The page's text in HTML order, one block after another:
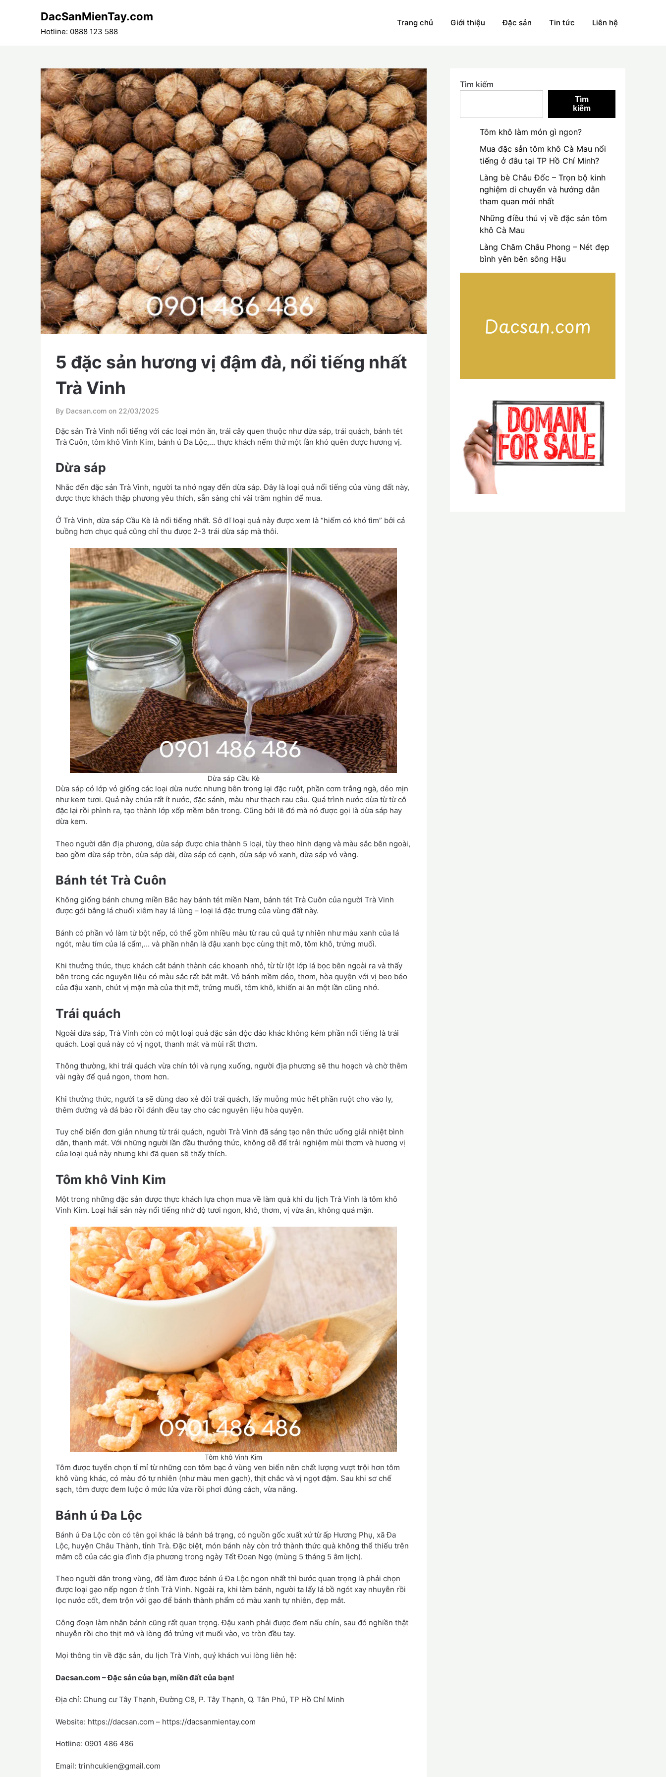
DacSanMienTay.com
Hotline: 0888 123 588
Trang chủ Giới thiệu Đặc sản Tin tức Liên hệ
5 đặc sản hương vị đậm đà, nổi tiếng nhất
Trà Vinh
By Dacsan.com on 22/03/2025
Đặc sản Trà Vinh nổi tiếng với các loại món ăn, trái cây quen thuộc như dừa sáp, trái quách, bánh tét
Trà Cuôn, tôm khô Vinh Kim, bánh ú Đa Lộc,… thực khách nếm thử một lần khó quên được hương vị.
Dừa sáp
Nhắc đến đặc sản Trà Vinh, người ta nhớ ngay đến dừa sáp. Đây là loại quả nổi tiếng của vùng đất này,
được thực khách thập phương yêu thích, sẵn sàng chi vài trăm nghìn để mua.
Ở Trà Vinh, dừa sáp Cầu Kè là nổi tiếng nhất. Sở dĩ loại quả này được xem là “hiếm có khó tìm” bởi cả
buồng hơn chục quả cũng chỉ thu được 2-3 trái dừa sáp mà thôi.
Dừa sáp Cầu Kè
Dừa sáp có lớp vỏ giống các loại dừa nước nhưng bên trong lại đặc ruột, phần cơm trắng ngà, dẻo mịn
như kem tươi. Quả này chứa rất ít nước, đặc sánh, màu như thạch rau câu. Quá trình nước dừa từ từ cô
đặc lại rồi phình ra, tạo thành lớp xốp mềm bên trong. Cũng bởi lẽ đó mà nó được gọi là dừa sáp hay
dừa kem.
Theo người dân địa phương, dừa sáp được chia thành 5 loại, tùy theo hình dạng và màu sắc bên ngoài,
bao gồm dừa sáp tròn, dừa sáp dài, dừa sáp có cạnh, dừa sáp vỏ xanh, dừa sáp vỏ vàng.
Bánh tét Trà Cuôn
Không giống bánh chưng miền Bắc hay bánh tét miền Nam, bánh tét Trà Cuôn của người Trà Vinh
được gói bằng lá chuối xiêm hay lá lùng – loại lá đặc trưng của vùng đất này.
Bánh có phần vỏ làm từ bột nếp, có thể gồm nhiều màu từ rau củ quả tự nhiên như màu xanh của lá
ngót, màu tím của lá cẩm,… và phần nhân là đậu xanh bọc cùng thịt mỡ, tôm khô, trứng muối.
Khi thưởng thức, thực khách cắt bánh thành các khoanh nhỏ, từ từ lột lớp lá bọc bên ngoài ra và thấy
bên trong các nguyên liệu có màu sắc rất bắt mắt. Vỏ bánh mềm dẻo, thơm, hòa quyện với vị beo béo
của đậu xanh, chút vị mặn mà của thịt mỡ, trứng muối, tôm khô, khiến ai ăn một lần cũng nhớ.
Trái quách
Ngoài dừa sáp, Trà Vinh còn có một loại quả đặc sản độc đáo khác không kém phần nổi tiếng là trái
quách. Loại quả này có vị ngọt, thanh mát và mùi rất thơm.
Thông thường, khi trái quách vừa chín tới và rụng xuống, người địa phương sẽ thu hoạch và chờ thêm
vài ngày để quả ngon, thơm hơn.
Khi thưởng thức, người ta sẽ dùng dao xẻ đôi trái quách, lấy muỗng múc hết phần ruột cho vào ly,
thêm đường và đá bào rồi đánh đều tay cho các nguyên liệu hòa quyện.
Tuy chế biến đơn giản nhưng từ trái quách, người Trà Vinh đã sáng tạo nên thức uống giải nhiệt bình
dân, thanh mát. Với những người lần đầu thưởng thức, không dễ để trải nghiệm mùi thơm và hương vị
của loại quả này nhưng khi đã quen sẽ thấy thích.
Tôm khô Vinh Kim
Một trong những đặc sản được thực khách lựa chọn mua về làm quà khi du lịch Trà Vinh là tôm khô
Vinh Kim. Loại hải sản này nổi tiếng nhờ độ tươi ngon, khô, thơm, vị vừa ăn, không quá mặn.
Tôm khô Vinh Kim
Tôm được tuyển chọn tỉ mỉ từ những con tôm bạc ở vùng ven biển nên chất lượng vượt trội hơn tôm
khô vùng khác, có màu đỏ tự nhiên (như màu men gạch), thịt chắc và vị ngọt đậm. Sau khi sơ chế
sạch, tôm được đem luộc ở mức lửa vừa rồi phơi đúng cách, vừa nắng.
Bánh ú Đa Lộc
Bánh ú Đa Lộc còn có tên gọi khác là bánh bá trạng, có nguồn gốc xuất xứ từ ấp Hương Phụ, xã Đa
Lộc, huyện Châu Thành, tỉnh Trà. Đặc biệt, món bánh này còn trở thành thức quà không thể thiếu trên
mâm cỗ của các gia đình địa phương trong ngày Tết Đoan Ngọ (mùng 5 tháng 5 âm lịch).
Theo người dân trong vùng, để làm được bánh ú Đa Lộc ngon nhất thì bước quan trọng là phải chọn
được loại gạo nếp ngon ở tỉnh Trà Vinh. Ngoài ra, khi làm bánh, người ta lấy lá bồ ngót xay nhuyễn rồi
lọc nước cốt, đem trộn với gạo để bánh thành phẩm có màu xanh tự nhiên, đẹp mắt.
Công đoạn làm nhân bánh cũng rất quan trọng. Đậu xanh phải được đem nấu chín, sau đó nghiền thật
nhuyễn rồi cho thịt mỡ và lòng đỏ trứng vịt muối vào, vo tròn đều tay.
Mọi thông tin về đặc sản, du lịch Trà Vinh, quý khách vui lòng liên hệ:
Dacsan.com – Đặc sản của bạn, miền đất của bạn!
Địa chỉ: Chung cư Tây Thạnh, Đường C8, P. Tây Thạnh, Q. Tân Phú, TP Hồ Chí Minh
Website: https://dacsan.com – https://dacsanmientay.com
Hotline: 0901 486 486
Email: trinhcukien@gmail.com
Tìm kiếm
Tìm
kiếm
Tôm khô làm món gì ngon?
Mua đặc sản tôm khô Cà Mau nổi
tiếng ở đâu tại TP Hồ Chí Minh?
Làng bè Châu Đốc – Trọn bộ kinh
nghiệm di chuyển và hướng dẫn
tham quan mới nhất
Những điều thú vị về đặc sản tôm
khô Cà Mau
Làng Chăm Châu Phong – Nét đẹp
bình yên bên sông Hậu